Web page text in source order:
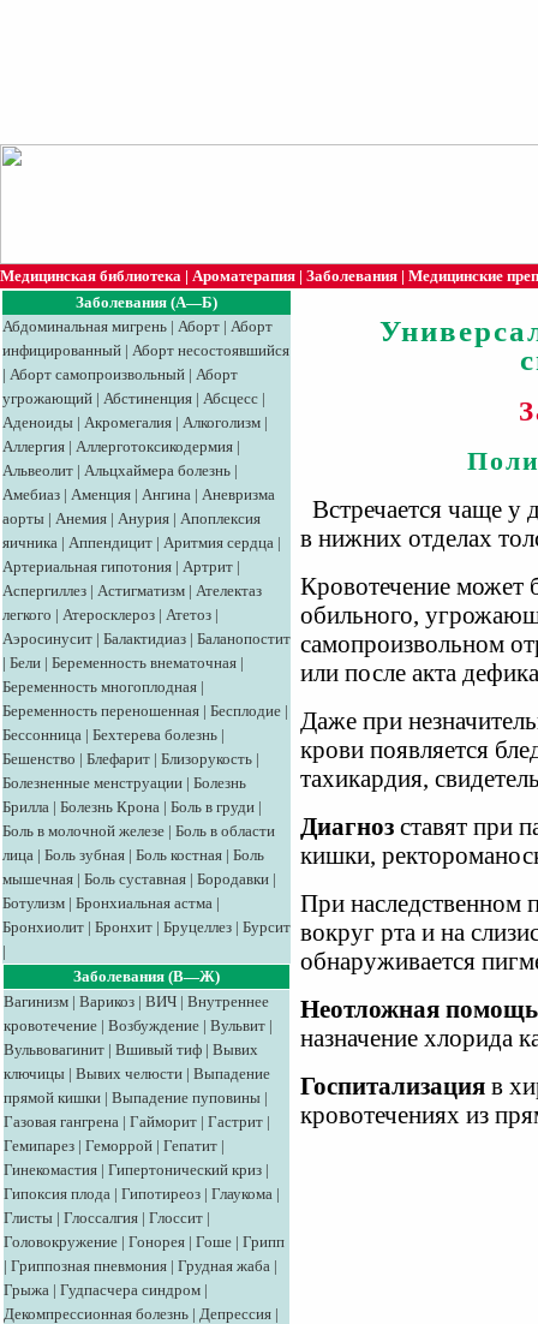
Медицинская библиотека | Ароматерапия | Заболевания | Медицинские
Заболевания (А—Б)
Абдоминальная мигрень | Аборт | Аборт
инфицированный | Аборт несостоявшийся
| Аборт самопроизвольный | Аборт
угрожающий | Абстиненция | Абсцесс |
Аденоиды | Акромегалия | Алкоголизм |
Аллергия | Аллерготоксикодермия |
Альвеолит | Альцхаймера болезнь |
Амебиаз | Аменция | Ангина | Аневризма
аорты | Анемия | Анурия | Апоплексия
яичника | Аппендицит | Аритмия сердца |
Артериальная гипотония | Артрит |
Аспергиллез | Астигматизм | Ателектаз
легкого | Атеросклероз | Атетоз |
Аэросинусит | Балактидиаз | Баланопостит
| Бели | Беременность внематочная |
Беременность многоплодная |
Беременность переношенная | Бесплодие |
Бессонница | Бехтерева болезнь |
Бешенство | Блефарит | Близорукость |
Болезненные менструации | Болезнь
Брилла | Болезнь Крона | Боль в груди |
Боль в молочной железе | Боль в области
лица | Боль зубная | Боль костная | Боль
мышечная | Боль суставная | Бородавки |
Ботулизм | Бронхиальная астма |
Бронхиолит | Бронхит | Бруцеллез | Бурсит
|
Заболевания (В—Ж)
Вагинизм | Варикоз | ВИЧ | Внутреннее
кровотечение | Возбуждение | Вульвит |
Вульвовагинит | Вшивый тиф | Вывих
ключицы | Вывих челюсти | Выпадение
прямой кишки | Выпадение пуповины |
Газовая гангрена | Гайморит | Гастрит |
Гемипарез | Геморрой | Гепатит |
Гинекомастия | Гипертонический криз |
Гипоксия плода | Гипотиреоз | Глаукома |
Глисты | Глоссалгия | Глоссит |
Головокружение | Гонорея | Гоше | Грипп
| Гриппозная пневмония | Грудная жаба |
Грыжа | Гудпасчера синдром |
Декомпрессионная болезнь | Депрессия |
Встречается чаще у
в нижних отделах
Кровотечение может
обильного,
самопроизвольном
или после акта
Даже при
крови появляется
тахикардия,
Диагноз ставят при
кишки,
При наследственном
вокруг рта и на
обнаруживается
Неотложная
назначение хлорида
Госпитализация в
кровотечениях из